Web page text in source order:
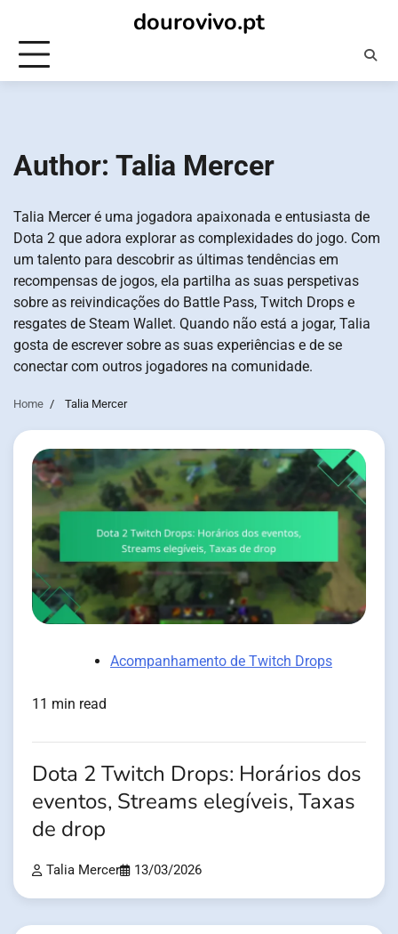
content
dourovivo.pt
Author: Talia Mercer
Talia Mercer é uma jogadora apaixonada e entusiasta de
Dota 2 que adora explorar as complexidades do jogo. Com
um talento para descobrir as últimas tendências em
recompensas de jogos, ela partilha as suas perspetivas
sobre as reivindicações do Battle Pass, Twitch Drops e
resgates de Steam Wallet. Quando não está a jogar, Talia
gosta de escrever sobre as suas experiências e de se
conectar com outros jogadores na comunidade.
Home Talia Mercer
Acompanhamento de Twitch Drops
11 min read
Dota 2 Twitch Drops: Horários dos
eventos, Streams elegíveis, Taxas
de drop
Talia Mercer 13/03/2026